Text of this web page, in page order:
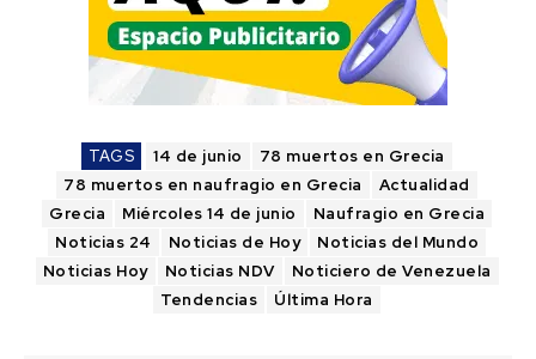
TAGS 14 de junio
78 muertos en Grecia
78 muertos en naufragio en Grecia
Actualidad
Grecia
Miércoles 14 de junio
Naufragio en Grecia
Noticias 24
Noticias de Hoy
Noticias del Mundo
Noticias Hoy
Noticias NDV
Noticiero de Venezuela
Tendencias
Última Hora